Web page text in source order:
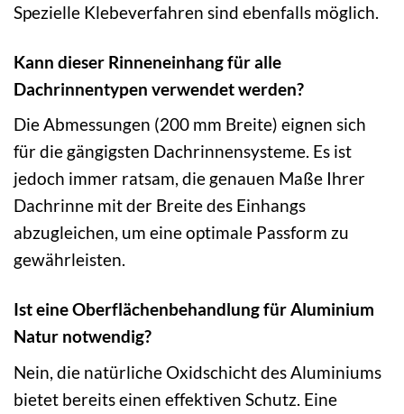
Spezielle Klebeverfahren sind ebenfalls möglich.
Kann dieser Rinneneinhang für alle
Dachrinnentypen verwendet werden?
Die Abmessungen (200 mm Breite) eignen sich
für die gängigsten Dachrinnensysteme. Es ist
jedoch immer ratsam, die genauen Maße Ihrer
Dachrinne mit der Breite des Einhangs
abzugleichen, um eine optimale Passform zu
gewährleisten.
Ist eine Oberflächenbehandlung für Aluminium
Natur notwendig?
Nein, die natürliche Oxidschicht des Aluminiums
bietet bereits einen effektiven Schutz. Eine